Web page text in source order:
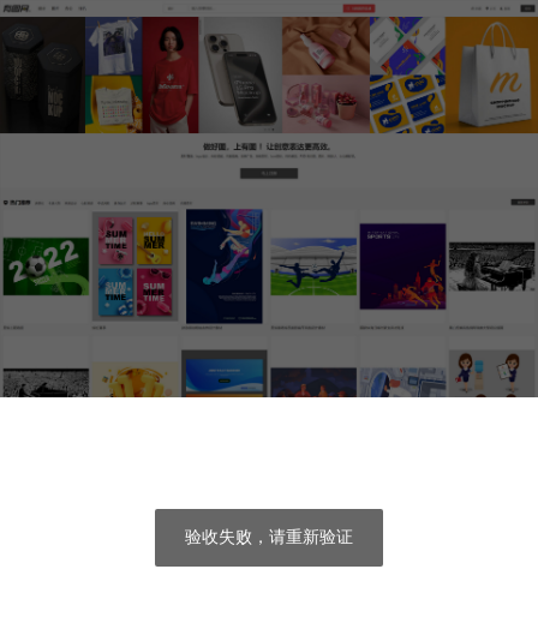
验收失败，请重新验证